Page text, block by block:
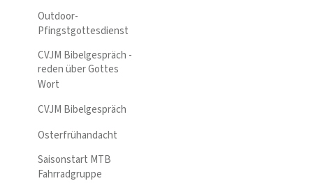
Outdoor-
Pfingstgottesdienst
CVJM Bibelgespräch -
reden über Gottes
Wort
CVJM Bibelgespräch
Osterfrühandacht
Saisonstart MTB
Fahrradgruppe